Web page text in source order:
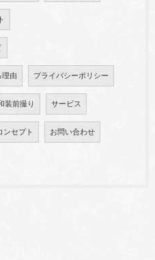
理由 プライバシーポリシー
装前撮り サービス
ンセプト お問い合わせ